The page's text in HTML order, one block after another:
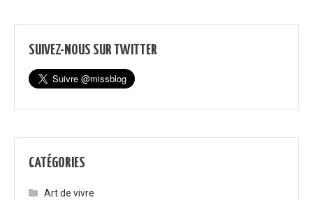
SUIVEZ-NOUS SUR TWITTER
CATÉGORIES
Art de vivre